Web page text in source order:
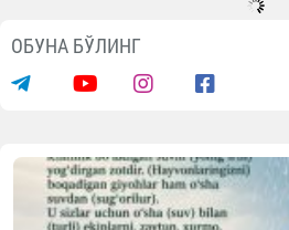
ОБУНА БЎЛИНГ